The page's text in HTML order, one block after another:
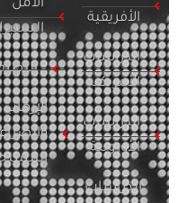
الأفريقية
الدراسات
الأمريكية
الدراسات
الأوروبية
الدراسات
الأمن
التطرف
الإرهاب
المسلحة